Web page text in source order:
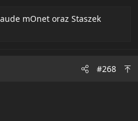
mOnet oraz Staszek
#268